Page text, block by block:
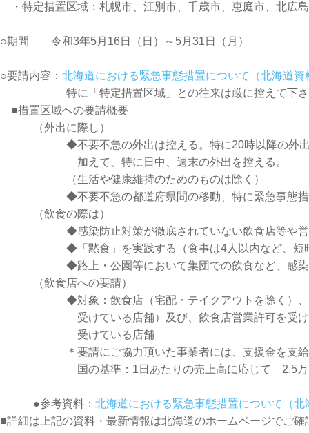
・特定措置区域：札幌市、江別市、千歳市、恵庭市、北広
○期間 令和3年5月16日（日）～5月31日（月）
○要請内容： 北海道における緊急事態措置について（北海道資
特に「特定措置区域」との往来は厳に控えて下さ
■措置区域への要請概要
（外出に際し）
◆不要不急の外出は控える。特に20時以降の外出
加えて、特に日中、週末の外出を控える。
（生活や健康維持のためのものは除く）
◆不要不急の都道府県間の移動、特に緊急事態措置
（飲食の際は）
◆感染防止対策が徹底されていない飲食店等や営業時
◆「黙食」を実践する（食事は4人以内など、短時間
◆路上・公園等において集団での飲食など、感染リ
（飲食店への要請）
◆対象：飲食店（宅配・テイクアウトを除く）、遊興
受けている店舗）及び、飲食店営業許可を受けてい
受けている店舗
＊要請にご協力頂いた事業者には、支援金を支給
国の基準：1日あたりの売上高に応じて 2.5万円～
●参考資料： 北海道における緊急事態措置について（北
■詳細は上記の資料・最新情報は北海道のホームページでご確